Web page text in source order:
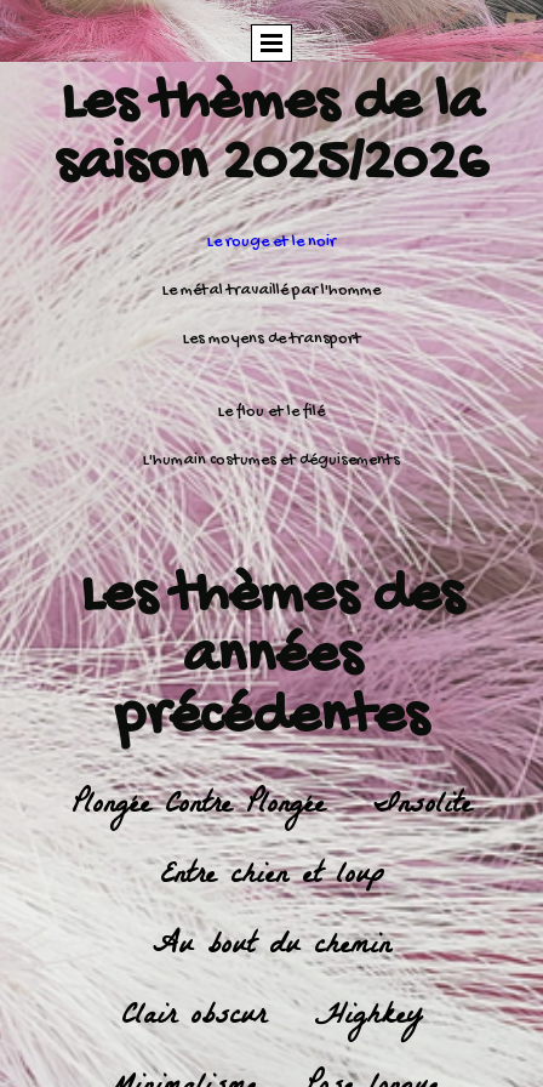
Les thèmes de la
saison 2025/2026
Le rouge et le noir
Le métal travaillé par l'homme
Les moyens de transport
Le flou et le filé
L'humain costumes et déguisements
Les thèmes des
années
précédentes
Plongée Contre Plongée
Insolite
Entre chien et loup
Au bout du chemin
Clair obscur
Highkey